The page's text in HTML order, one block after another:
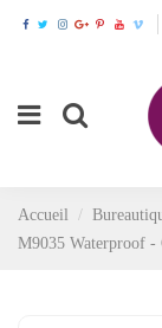
Accueil
M9035 Waterproof -